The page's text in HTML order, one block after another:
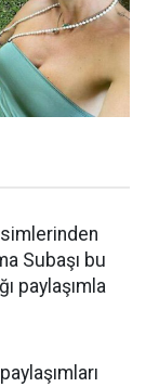
Subaşı bu
paylaşımla